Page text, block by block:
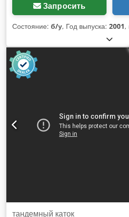
Запросить
Состояние: б/у, Год выпуска: 2001,
тандемный каток